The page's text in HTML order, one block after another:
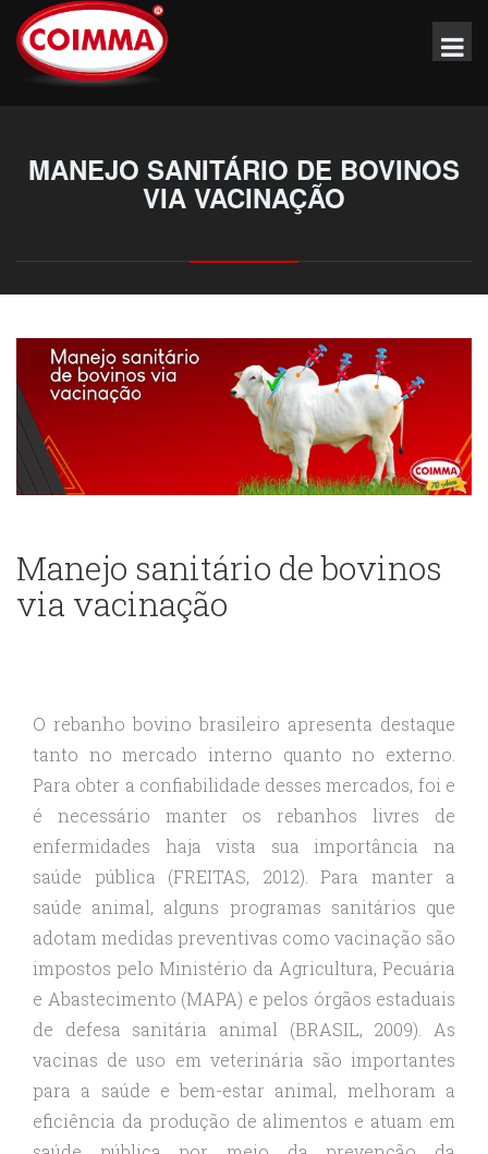
MANEJO SANITÁRIO DE BOVINOS
VIA VACINAÇÃO
Manejo sanitário de bovinos
via vacinação
O rebanho bovino brasileiro apresenta destaque
tanto no mercado interno quanto no externo.
Para obter a confiabilidade desses mercados, foi e
é necessário manter os rebanhos livres de
enfermidades haja vista sua importância na
saúde pública (FREITAS, 2012). Para manter a
saúde animal, alguns programas sanitários que
adotam medidas preventivas como vacinação são
impostos pelo Ministério da Agricultura, Pecuária
e Abastecimento (MAPA) e pelos órgãos estaduais
de defesa sanitária animal (BRASIL, 2009). As
vacinas de uso em veterinária são importantes
para a saúde e bem-estar animal, melhoram a
eficiência da produção de alimentos e atuam em